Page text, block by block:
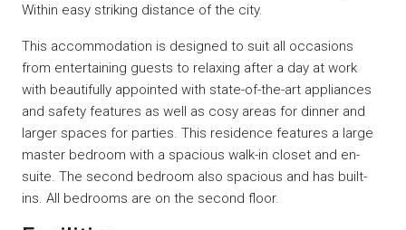
Within easy striking distance of the city.
This accommodation is designed to suit all occasions
from entertaining guests to relaxing after a day at work
with beautifully appointed with state-of-the-art appliances
and safety features as well as cosy areas for dinner and
larger spaces for parties. This residence features a large
master bedroom with a spacious walk-in closet and en-
suite. The second bedroom also spacious and has built-
ins. All bedrooms are on the second floor.